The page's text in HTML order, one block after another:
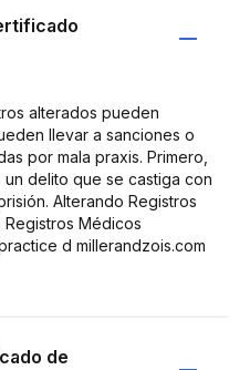
alterados pueden
llevar a sanciones o
por mala praxis. Primero,
delito que se castiga con
Alterando Registros
Médicos
d millerandzois.com
de